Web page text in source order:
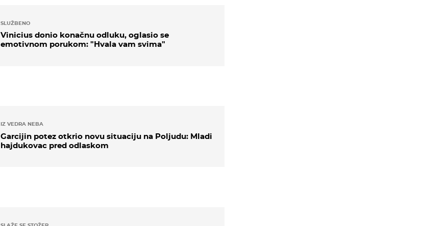
SLUŽBENO
Vinicius donio konačnu odluku, oglasio se
emotivnom porukom: "Hvala vam svima"
IZ VEDRA NEBA
Garcijin potez otkrio novu situaciju na Poljudu: Mladi
hajdukovac pred odlaskom